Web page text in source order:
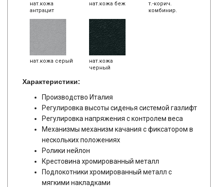
нат.кожа
антрацит
нат.кожа беж
т.-корич.
комбинир.
нат.кожа серый
нат.кожа
черный
Характеристики:
Производство Италия
Регулировка высоты сиденья системой газлифт
Регулировка напряжения с контролем веса
Механизмы механизм качания с фиксатором в
нескольких положениях
Ролики нейлон
Крестовина хромированный металл
Подлокотники хромированный металл с
мягкими накладками